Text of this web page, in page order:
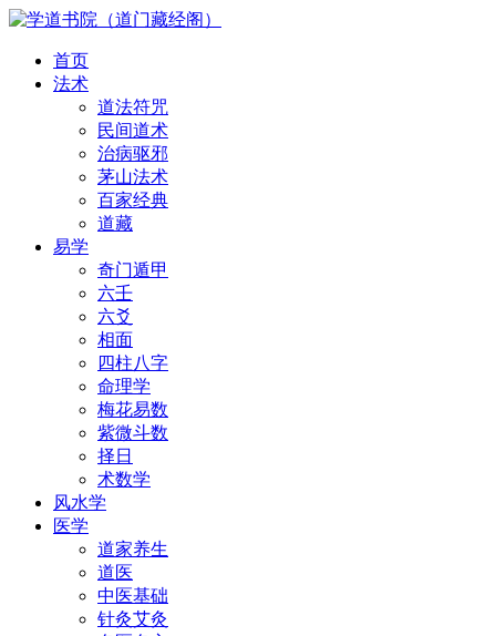
首页
法术
道法符咒
民间道术
治病驱邪
茅山法术
百家经典
道藏
易学
奇门遁甲
六壬
六爻
相面
四柱八字
命理学
梅花易数
紫微斗数
择日
术数学
风水学
医学
道家养生
道医
中医基础
针灸艾灸